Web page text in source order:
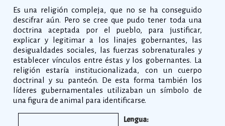
Es una religión compleja, que no se ha conseguido
descifrar aún. Pero se cree que pudo tener toda una
doctrina aceptada por el pueblo, para justificar,
explicar y legitimar a los linajes gobernantes, las
desigualdades sociales, las fuerzas sobrenaturales y
establecer vínculos entre éstas y los gobernantes. La
religión estaría institucionalizada, con un cuerpo
doctrinal y su panteón. De esta forma también los
líderes gubernamentales utilizaban un símbolo de
una figura de animal para identificarse.
Lengua: